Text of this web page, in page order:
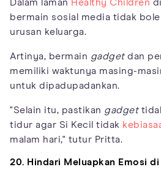
Dalam laman Healthy Children
bermain sosial media tidak
urusan keluarga.
Artinya, bermain gadgetdan
memiliki waktunya masing-
untuk dipadupadankan.
"Selain itu, pastikan gadget
tidur agar Si Kecil tidak
malam hari," tutur Pritta.
20. Hindari Meluapkan Emosi di